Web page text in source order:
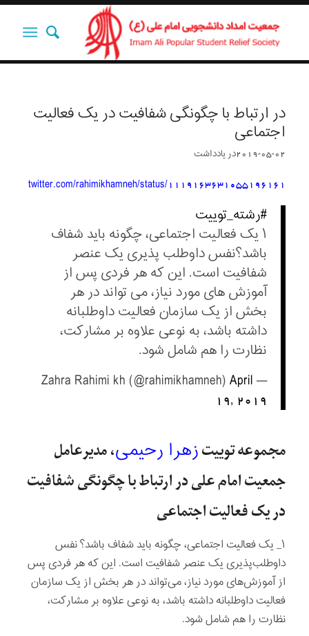
در ارتباط با چگونگی شفافیت در یک فعالیت
اجتماعی
2019-05-02دریادداشت‌‌‌‌‌‌‌
twitter.com/rahimikhamneh/status/1119163631055196161
#رشته_توییت
۱ یک فعالیت اجتماعی، چگونه باید شفاف
باشد؟نفس داوطلب پذیری یک عنصر
شفافیت است. این که هر فردی پس از
آموزش های مورد نیاز، می تواند در هر
بخش از یک سازمان فعالیت داوطلبانه
داشته باشد، به نوعی علاوه بر مشارکت،
نظارت را هم شامل شود.
— Zahra Rahimi kh (@rahimikhamneh)
April
19, 2019
مجموعه توییتزهرا رحیمی، مدیرعامل
جمعیت امام علی در ارتباط با چگونگی شفافیت
در یک فعالیت اجتماعی
۱_ یک فعالیت اجتماعی، چگونه باید شفاف باشد؟ نفس
داوطلب‌پذیری یک عنصر شفافیت است. این که هر فردی پس
از آموزش‌های مورد نیاز، می‌تواند در هر بخش از یک سازمان
فعالیت داوطلبانه داشته باشد، به نوعی علاوه بر مشارکت،
نظارت را هم شامل شود.‏